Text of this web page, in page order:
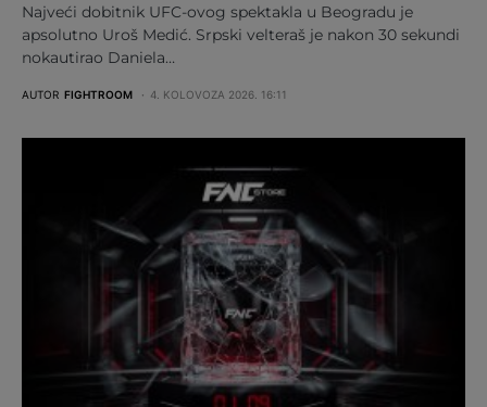
Najveći dobitnik UFC-ovog spektakla u Beogradu je
apsolutno Uroš Medić. Srpski velteraš je nakon 30 sekundi
nokautirao Daniela…
AUTOR FIGHTROOM 4. KOLOVOZA 2026. 16:11